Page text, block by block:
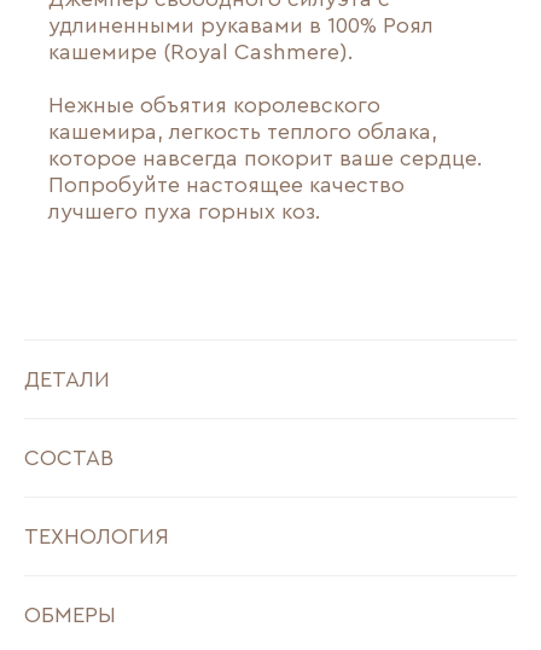
удлиненными рукавами в 100% Роял
кашемире (Royal Cashmere).
Нежные объятия королевского
кашемира, легкость теплого облака,
которое навсегда покорит ваше сердце.
Попробуйте настоящее качество
лучшего пуха горных коз.
ДЕТАЛИ
СОСТАВ
ТЕХНОЛОГИЯ
ОБМЕРЫ